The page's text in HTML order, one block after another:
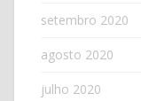
setembro 2020
agosto 2020
julho 2020